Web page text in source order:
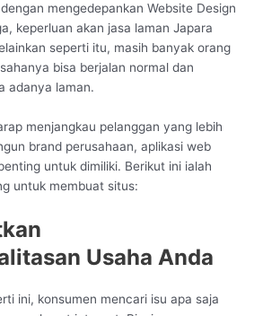
mengedepankan Website Design
keperluan akan jasa laman Japara
seperti itu, masih banyak orang
bisa berjalan normal dan
adanya laman.
menjangkau pelanggan yang lebih
brand perusahaan, aplikasi web
untuk dimiliki. Berikut ini ialah
untuk membuat situs:
Usaha Anda
ini, konsumen mencari isu apa saja